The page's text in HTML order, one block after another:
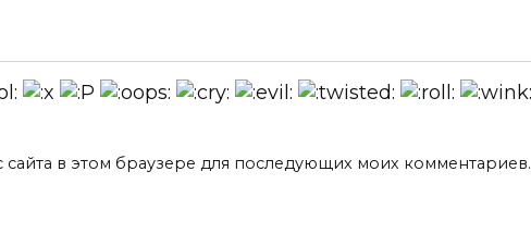
в этом браузере для последующих моих комментариев.